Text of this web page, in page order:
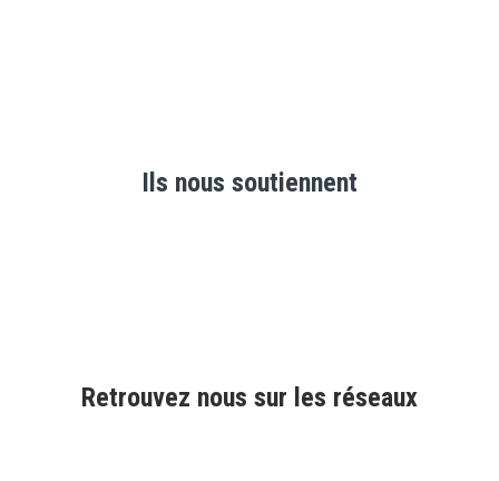
Ils nous soutiennent
Retrouvez nous sur les réseaux